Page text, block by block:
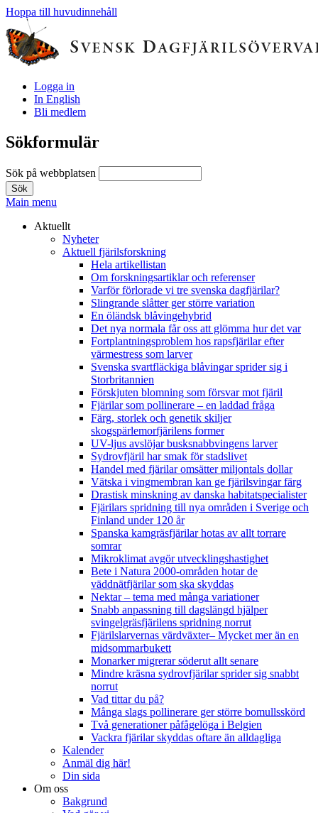
Hoppa till huvudinnehåll
Logga in
In English
Bli medlem
Sökformulär
Sök på webbplatsen
Main menu
Aktuellt
Nyheter
Aktuell fjärilsforskning
Hela artikellistan
Om forskningsartiklar och referenser
Varför förlorade vi tre svenska dagfjärilar?
Slingrande slåtter ger större variation
En öländsk blåvingehybrid
Det nya normala får oss att glömma hur det var
Fortplantningsproblem hos rapsfjärilar efter
värmestress som larver
Svenska svartfläckiga blåvingar sprider sig i
Storbritannien
Förskjuten blomning som försvar mot fjäril
Fjärilar som pollinerare – en laddad fråga
Färg, storlek och genetik skiljer
skogspärlemorfjärilens former
UV-ljus avslöjar busksnabbvingens larver
Sydrovfjäril har smak för stadslivet
Handel med fjärilar omsätter miljontals dollar
Vätska i vingmembran kan ge fjärilsvingar färg
Drastisk minskning av danska habitatspecialister
Fjärilars spridning till nya områden i Sverige och
Finland under 120 år
Spanska kamgräsfjärilar hotas av allt torrare
somrar
Mikroklimat avgör utvecklingshastighet
Bete i Natura 2000-områden hotar de
väddnätfjärilar som ska skyddas
Nektar – tema med många variationer
Snabb anpassning till dagslängd hjälper
svingelgräsfjärilens spridning norrut
Fjärilslarvernas värdväxter– Mycket mer än en
midsommarbukett
Monarker migrerar söderut allt senare
Mindre kräsna sydrovfjärilar sprider sig snabbt
norrut
Vad tittar du på?
Många slags pollinerare ger större bomullsskörd
Två generationer påfågelöga i Belgien
Vackra fjärilar skyddas oftare än alldagliga
Kalender
Anmäl dig här!
Din sida
Om oss
Bakgrund